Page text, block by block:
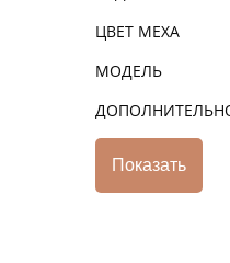
ЦВЕТ МЕХА
МОДЕЛЬ